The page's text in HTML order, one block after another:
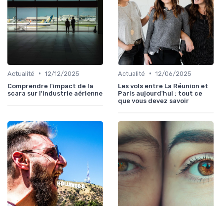
Actualité • 12/12/2025
Comprendre l'impact de la
scara sur l'industrie aérienne
Actualité • 12/06/2025
Les vols entre La Réunion et
Paris aujourd'hui : tout ce
que vous devez savoir